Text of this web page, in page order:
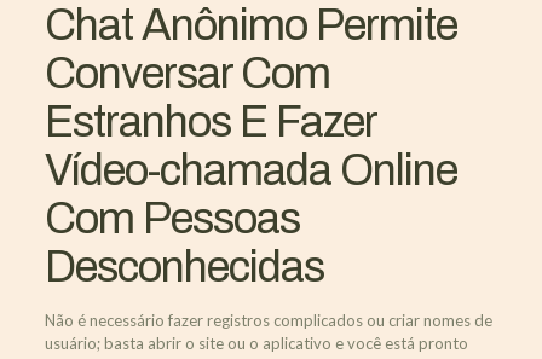
Chat Anônimo Permite
Conversar Com
Estranhos E Fazer
Vídeo-chamada Online
Com Pessoas
Desconhecidas
Não é necessário fazer registros complicados ou criar nomes de
usuário; basta abrir o site ou o aplicativo e você está pronto